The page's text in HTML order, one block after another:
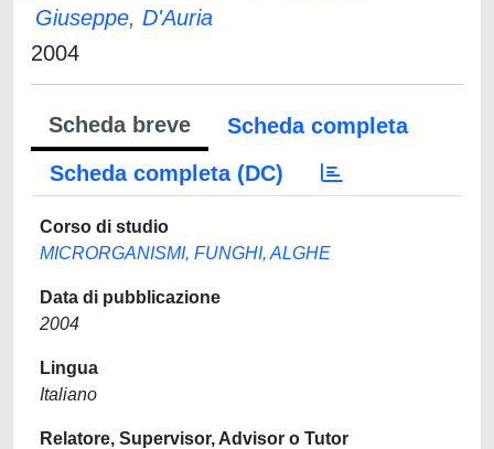
Giuseppe, D'Auria
2004
Scheda breve
Scheda completa
Scheda completa (DC)
Corso di studio
MICRORGANISMI, FUNGHI, ALGHE
Data di pubblicazione
2004
Lingua
Italiano
Relatore, Supervisor, Advisor o Tutor